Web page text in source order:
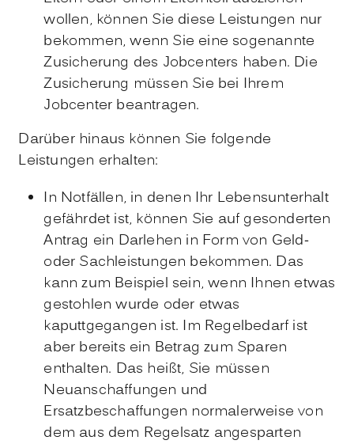
wollen, können Sie diese Leistungen nur
bekommen, wenn Sie eine sogenannte
Zusicherung des Jobcenters haben. Die
Zusicherung müssen Sie bei Ihrem
Jobcenter beantragen.
Darüber hinaus können Sie folgende
Leistungen erhalten:
In Notfällen, in denen Ihr Lebensunterhalt
gefährdet ist, können Sie auf gesonderten
Antrag ein Darlehen in Form von Geld-
oder Sachleistungen bekommen. Das
kann zum Beispiel sein, wenn Ihnen etwas
gestohlen wurde oder etwas
kaputtgegangen ist. Im Regelbedarf ist
aber bereits ein Betrag zum Sparen
enthalten. Das heißt, Sie müssen
Neuanschaffungen und
Ersatzbeschaffungen normalerweise von
dem aus dem Regelsatz angesparten